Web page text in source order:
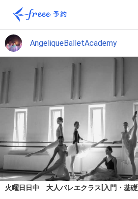
AngeliqueBalletAcademy
火曜日日中 大人バレエクラス[入門・基礎]